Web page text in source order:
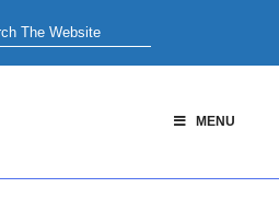
MENU